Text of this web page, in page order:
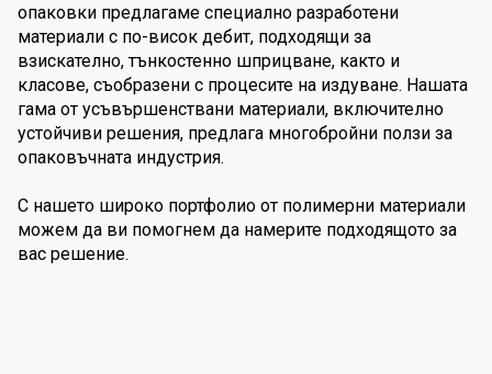
опаковки предлагаме специално разработени
материали с по-висок дебит, подходящи за
взискателно, тънкостенно шприцване, както и
класове, съобразени с процесите на издуване. Нашата
гама от усъвършенствани материали, включително
устойчиви решения, предлага многобройни ползи за
опаковъчната индустрия.
С нашето широко портфолио от полимерни материали
можем да ви помогнем да намерите подходящото за
вас решение.